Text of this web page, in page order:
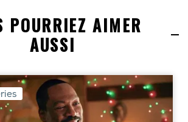
POURRIEZ AIMER
AUSSI